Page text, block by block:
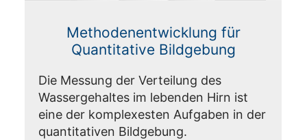
Methodenentwicklung für
Quantitative Bildgebung
Die Messung der Verteilung des
Wassergehaltes im lebenden Hirn ist
eine der komplexesten Aufgaben in der
quantitativen Bildgebung.